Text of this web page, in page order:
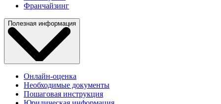
Франчайзинг
Полезная информация
Онлайн-оценка
Необходимые документы
Пошаговая инструкция